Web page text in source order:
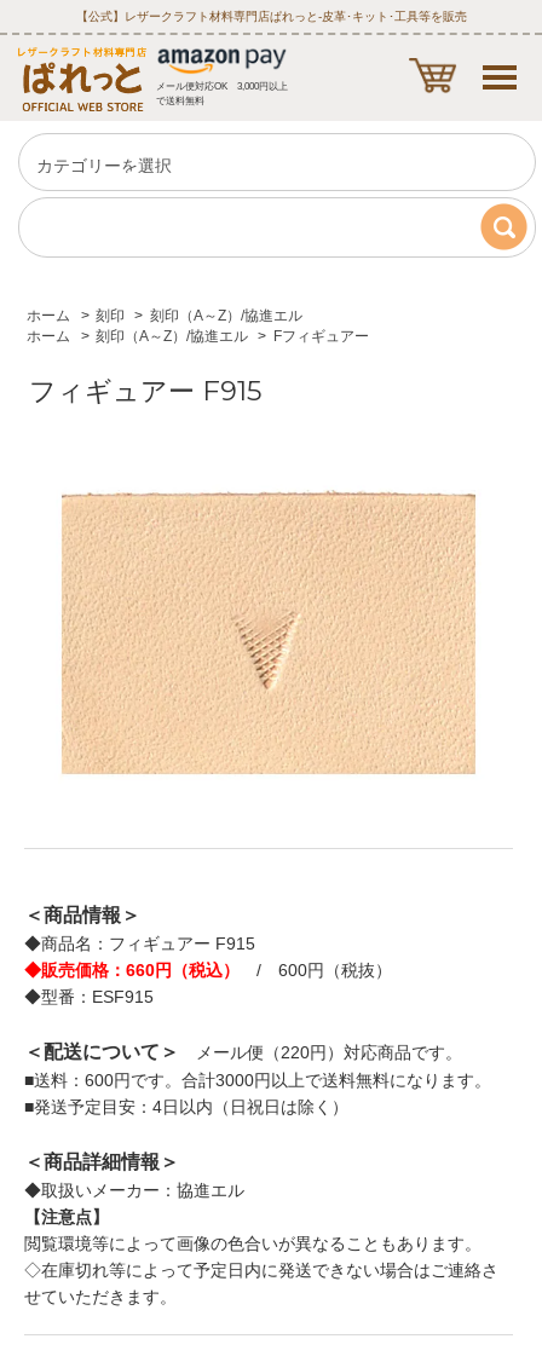
【公式】レザークラフト材料専門店ぱれっと‐皮革･キット･工具等を販売
メール便対応OK 3,000円以上
で送料無料
ホーム > 刻印 > 刻印（A～Z）/協進エル
ホーム
> 刻印（A～Z）/協進エル > Fフィギュアー
フィギュアー F915
＜商品情報＞
◆商品名：フィギュアー F915
◆販売価格：660円（税込）
/ 600円（税抜）
◆型番：ESF915
＜配送について＞
メール便（220円）対応商品です。
■送料：600円です。合計3000円以上で送料無料になります。
■発送予定目安：4日以内（日祝日は除く）
＜商品詳細情報＞
◆取扱いメーカー：協進エル
【注意点】
閲覧環境等によって画像の色合いが異なることもあります。
◇在庫切れ等によって予定日内に発送できない場合はご連絡さ
せていただきます。